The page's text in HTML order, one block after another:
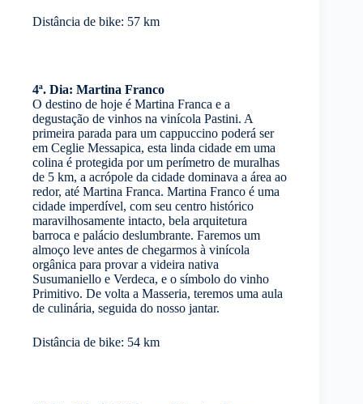
Distância de bike: 57 km
4ª. Dia: Martina Franco
O destino de hoje é Martina Franca e a
degustação de vinhos na vinícola Pastini. A
primeira parada para um cappuccino poderá ser
em Ceglie Messapica, esta linda cidade em uma
colina é protegida por um perímetro de muralhas
de 5 km, a acrópole da cidade dominava a área ao
redor, até Martina Franca. Martina Franco é uma
cidade imperdível, com seu centro histórico
maravilhosamente intacto, bela arquitetura
barroca e palácio deslumbrante. Faremos um
almoço leve antes de chegarmos à vinícola
orgânica para provar a videira nativa
Susumaniello e Verdeca, e o símbolo do vinho
Primitivo. De volta a Masseria, teremos uma aula
de culinária, seguida do nosso jantar.
Distância de bike: 54 km